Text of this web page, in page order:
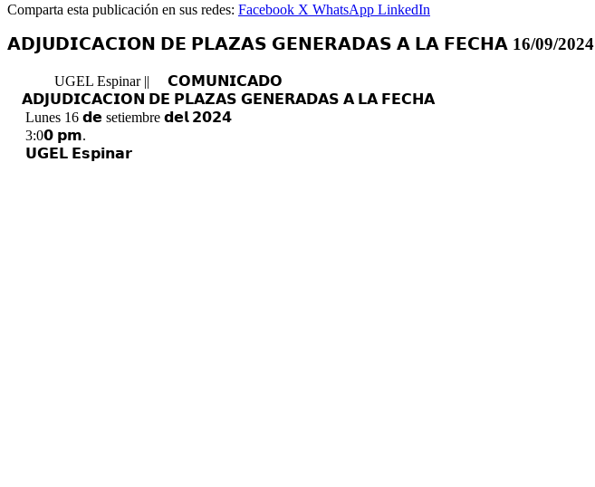
Comparta esta publicación en sus redes: Facebook X WhatsApp LinkedIn
𝗔𝗗𝗝𝗨𝗗𝗜𝗖𝗔𝗖𝗜𝗢𝗡 𝗗𝗘 𝗣𝗟𝗔𝗭𝗔𝗦 𝗚𝗘𝗡𝗘𝗥𝗔𝗗𝗔𝗦 𝗔 𝗟𝗔 𝗙𝗘𝗖𝗛𝗔 16/09/2024
UGEL Espinar ||
𝗖𝗢𝗠𝗨𝗡𝗜𝗖𝗔𝗗𝗢
𝗔𝗗𝗝𝗨𝗗𝗜𝗖𝗔𝗖𝗜𝗢𝗡 𝗗𝗘 𝗣𝗟𝗔𝗭𝗔𝗦 𝗚𝗘𝗡𝗘𝗥𝗔𝗗𝗔𝗦 𝗔 𝗟𝗔 𝗙𝗘𝗖𝗛𝗔
Lunes 16 𝗱𝗲 setiembre 𝗱𝗲𝗹 𝟮𝟬𝟮𝟰
3:0𝟬 𝗽𝗺.
𝗨𝗚𝗘𝗟 𝗘𝘀𝗽𝗶𝗻𝗮𝗿